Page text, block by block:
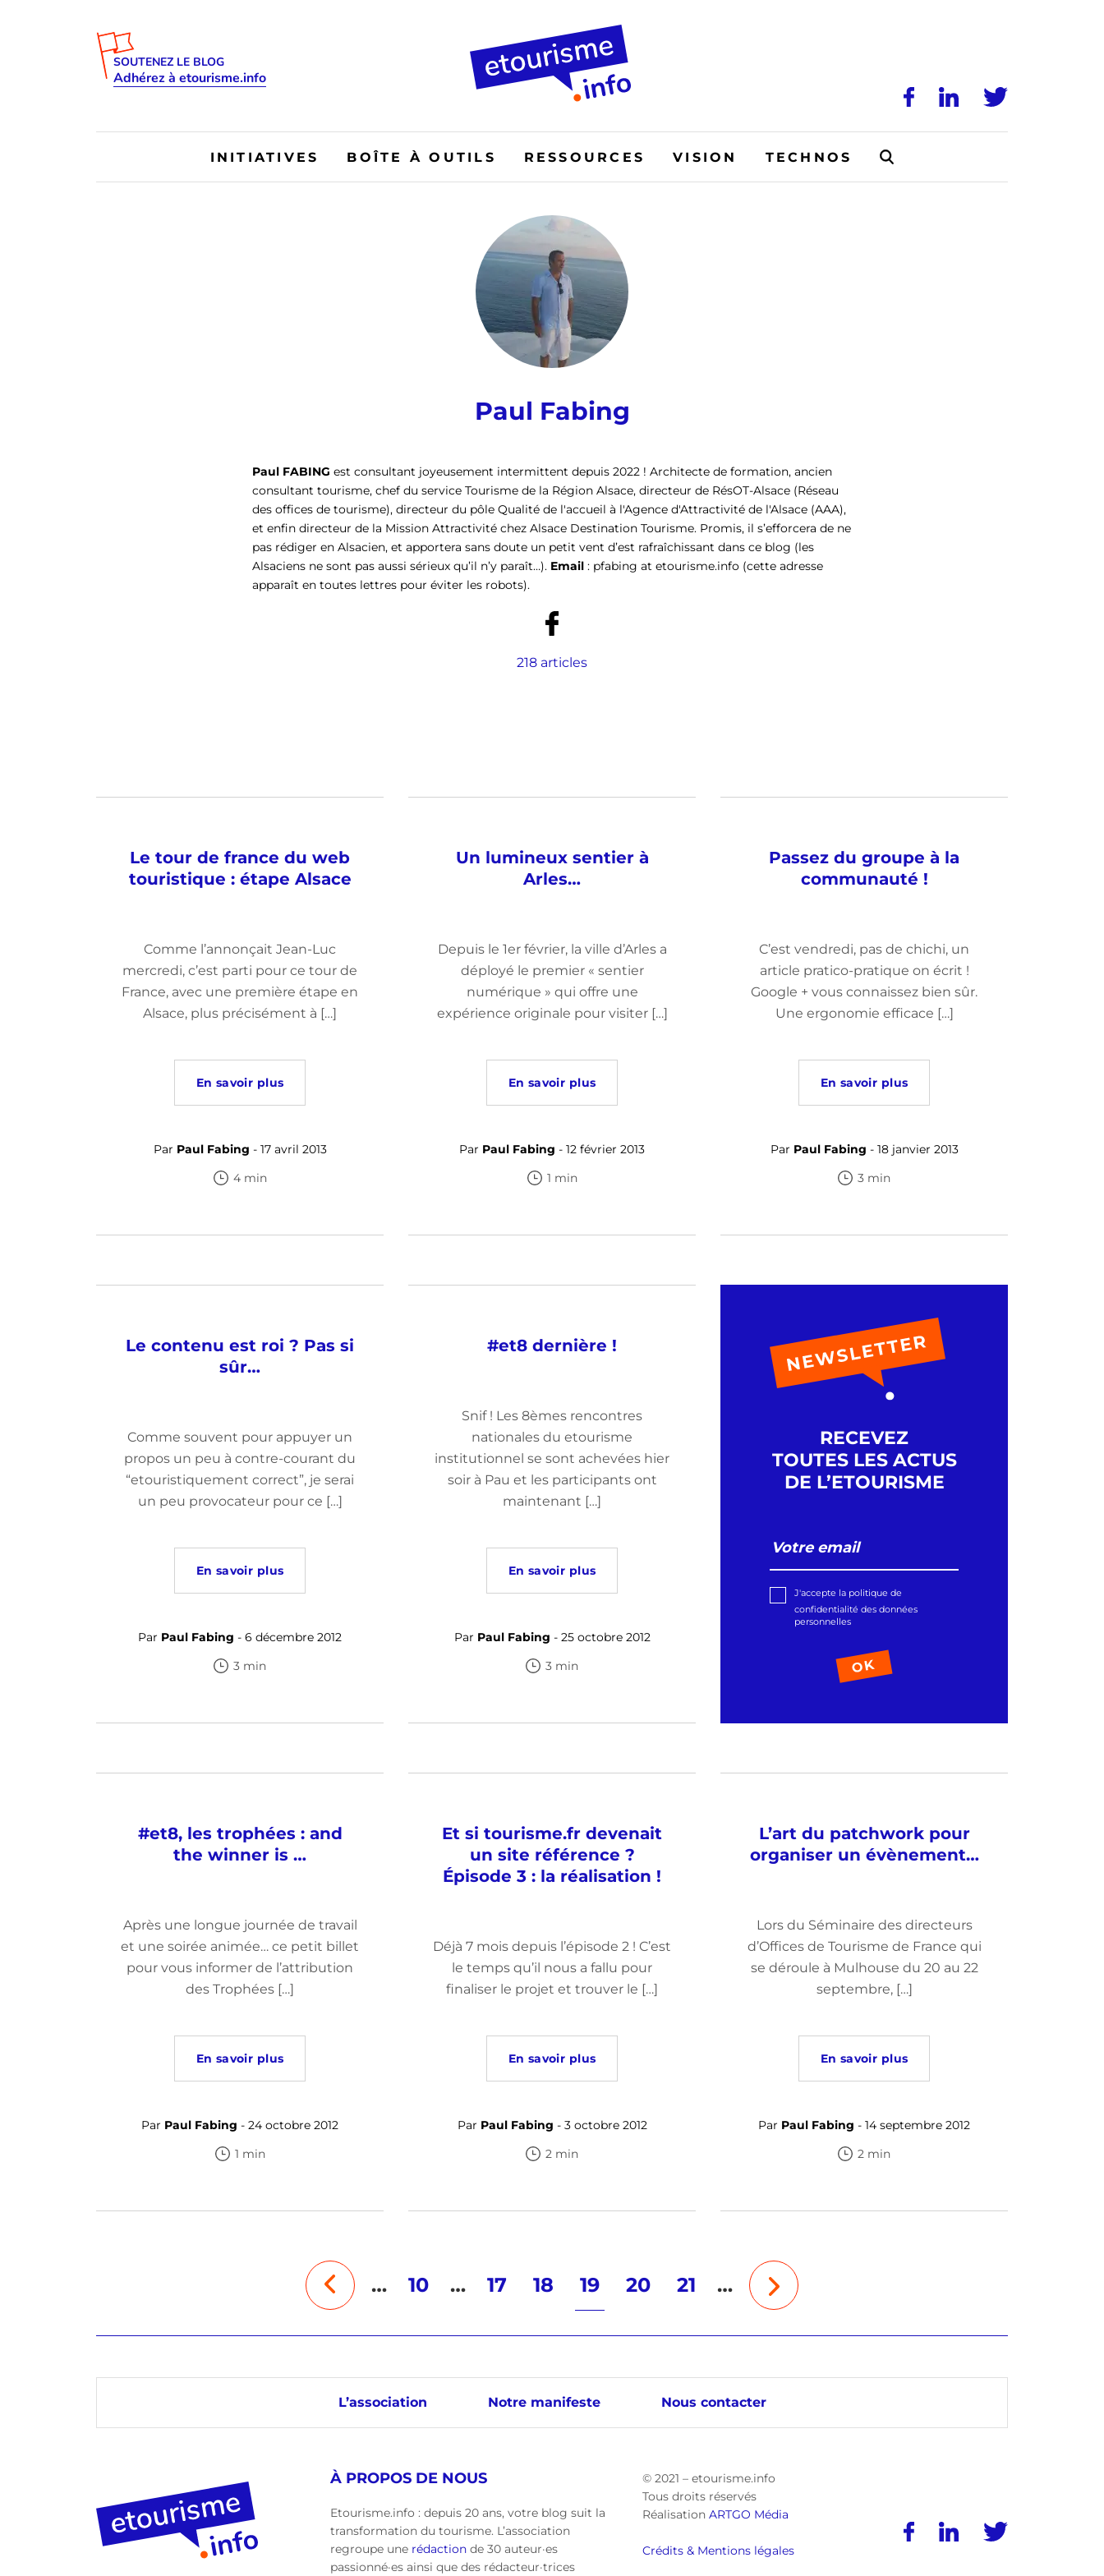
SOUTENEZ LE BLOG
Adhérez à etourisme.info
INITIATIVES BOÎTE À OUTILS RESSOURCES VISION TECHNOS
Paul Fabing
Paul FABING est consultant joyeusement intermittent depuis 2022 ! Architecte de formation, ancien
consultant tourisme, chef du service Tourisme de la Région Alsace, directeur de RésOT-Alsace (Réseau
des offices de tourisme), directeur du pôle Qualité de l'accueil à l'Agence d'Attractivité de l'Alsace (AAA),
et enfin directeur de la Mission Attractivité chez Alsace Destination Tourisme. Promis, il s’efforcera de ne
pas rédiger en Alsacien, et apportera sans doute un petit vent d’est rafraîchissant dans ce blog (les
Alsaciens ne sont pas aussi sérieux qu’il n’y paraît…). Email : pfabing at etourisme.info (cette adresse
apparaît en toutes lettres pour éviter les robots).
218 articles
Le tour de france du web
touristique : étape Alsace
Comme l’annonçait Jean-Luc
mercredi, c’est parti pour ce tour de
France, avec une première étape en
Alsace, plus précisément à […]
En savoir plus
Par Paul Fabing - 17 avril 2013
4 min
Un lumineux sentier à
Arles…
Depuis le 1er février, la ville d’Arles a
déployé le premier « sentier
numérique » qui offre une
expérience originale pour visiter […]
En savoir plus
Par Paul Fabing - 12 février 2013
1 min
Passez du groupe à la
communauté !
C’est vendredi, pas de chichi, un
article pratico-pratique on écrit !
Google + vous connaissez bien sûr.
Une ergonomie efficace […]
En savoir plus
Par Paul Fabing - 18 janvier 2013
3 min
Le contenu est roi ? Pas si
sûr…
Comme souvent pour appuyer un
propos un peu à contre-courant du
“etouristiquement correct”, je serai
un peu provocateur pour ce […]
En savoir plus
Par Paul Fabing - 6 décembre 2012
3 min
#et8 dernière !
Snif ! Les 8èmes rencontres
nationales du etourisme
institutionnel se sont achevées hier
soir à Pau et les participants ont
maintenant […]
En savoir plus
Par Paul Fabing - 25 octobre 2012
3 min
RECEVEZ
TOUTES LES ACTUS
DE L’ETOURISME
J'accepte la politique de
confidentialité des données
personnelles
#et8, les trophées : and
the winner is …
Après une longue journée de travail
et une soirée animée… ce petit billet
pour vous informer de l’attribution
des Trophées […]
En savoir plus
Par Paul Fabing - 24 octobre 2012
1 min
Et si tourisme.fr devenait
un site référence ?
Épisode 3 : la réalisation !
Déjà 7 mois depuis l’épisode 2 ! C’est
le temps qu’il nous a fallu pour
finaliser le projet et trouver le […]
En savoir plus
Par Paul Fabing - 3 octobre 2012
2 min
L’art du patchwork pour
organiser un évènement…
Lors du Séminaire des directeurs
d’Offices de Tourisme de France qui
se déroule à Mulhouse du 20 au 22
septembre, […]
En savoir plus
Par Paul Fabing - 14 septembre 2012
2 min
… 10 … 17 18 19 20 21 …
L’association Notre manifeste Nous contacter
À PROPOS DE NOUS
Etourisme.info : depuis 20 ans, votre blog suit la
transformation du tourisme. L’association
regroupe une rédaction de 30 auteur·es
passionné·es ainsi que des rédacteur·trices
© 2021 – etourisme.info
Tous droits réservés
Réalisation ARTGO Média
Crédits & Mentions légales